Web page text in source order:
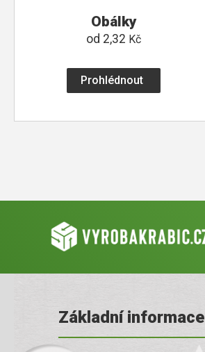
Obálky
od 2,32 Kč
Prohlédnout
Základní informace